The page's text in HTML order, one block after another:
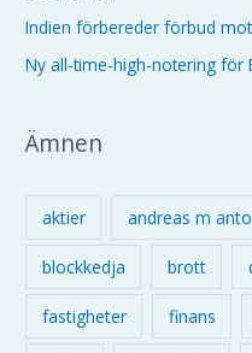
Indien förbereder förbud
Ny all-time-high-notering för
Ämnen
aktier andreas m
blockkedja brott
fastigheter finans